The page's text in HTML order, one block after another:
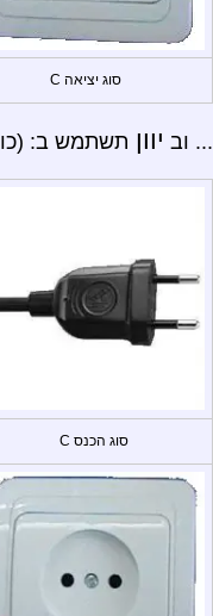
סוג יציאה C
... וב יוון תשתמש ב:
סוג הכנס C